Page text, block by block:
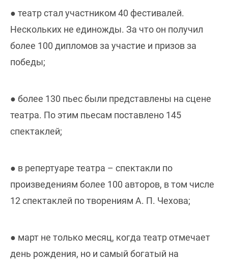
● театр стал участником 40 фестивалей.
Нескольких не единожды. За что он получил
более 100 дипломов за участие и призов за
победы;
● более 130 пьес были представлены на сцене
театра. По этим пьесам поставлено 145
спектаклей;
● в репертуаре театра – спектакли по
произведениям более 100 авторов, в том числе
12 спектаклей по творениям А. П. Чехова;
● март не только месяц, когда театр отмечает
день рождения, но и самый богатый на